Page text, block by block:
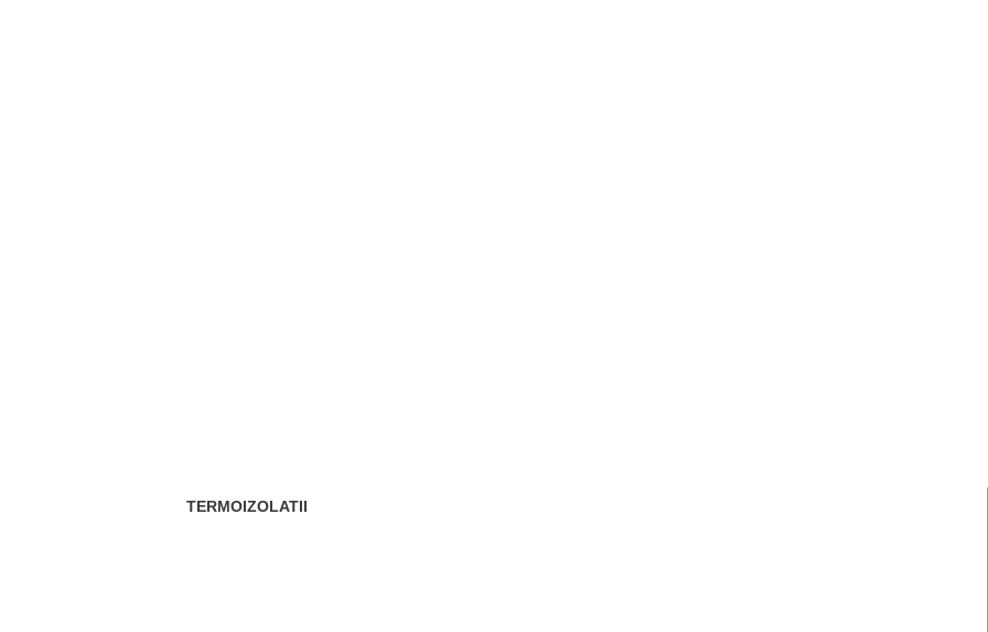
TERMOIZOLATII